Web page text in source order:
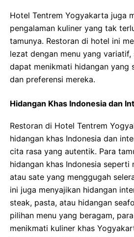
Hotel Tentrem Yogyakarta juga
pengalaman kuliner yang tak
tamunya. Restoran di hotel ini
lezat dengan menu yang
dapat menikmati hidangan yang
dan preferensi mereka.
Hidangan Khas Indonesia dan
Restoran di Hotel Tentrem
hidangan khas Indonesia dan
cita rasa yang autentik. Para
hidangan khas Indonesia seperti
atau sate yang menggugah
ini juga menyajikan hidangan
steak, pasta, atau hidangan
pilihan menu yang beragam,
menikmati kuliner khas